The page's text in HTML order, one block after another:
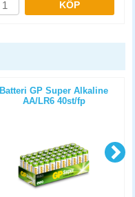
KÖP
Batteri GP Super Alkaline
AA/LR6 40st/fp